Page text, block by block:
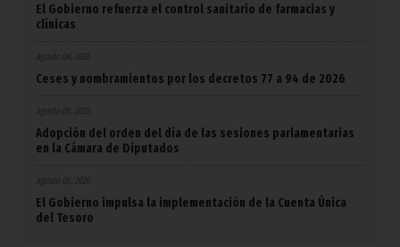
El Gobierno refuerza el control sanitario de farmacias y
clínicas
agosto 06, 2026
Ceses y nombramientos por los decretos 77 a 94 de 2026
agosto 05, 2026
Adopción del orden del día de las sesiones parlamentarias
en la Cámara de Diputados
agosto 05, 2026
El Gobierno impulsa la implementación de la Cuenta Única
del Tesoro